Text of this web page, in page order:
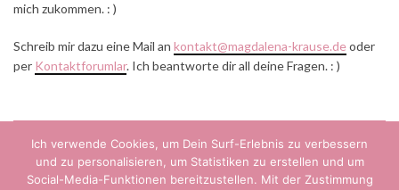
mich zukommen. : )
Schreib mir dazu eine Mail an kontakt@magdalena-krause.deoder
per Kontaktforumlar. Ich beantworte dir all deine Fragen. : )
KONTAKT
DATENSCHUTZERKLÄRUNG
IMPRESSUM
Ich verwende Cookies, um Dein Surf-Erlebnis zu verbessern
und zu personalisieren, um Statistiken zu erstellen und um
Social-Media-Funktionen bereitzustellen. Mit der Zustimmung